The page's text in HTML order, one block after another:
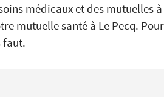
médicaux et des mutuelles
mutuelle santé à Le Pecq.
faut.